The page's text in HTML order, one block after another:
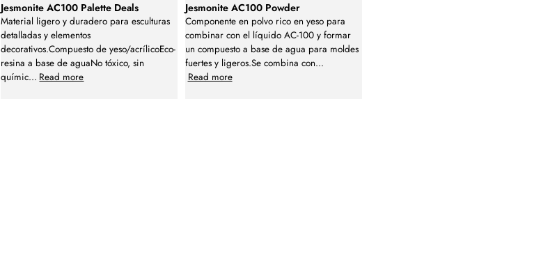
Jesmonite AC100 Palette Deals
Material ligero y duradero para esculturas
detalladas y elementos
decorativos.Compuesto de yeso/acrílicoEco-
resina a base de aguaNo tóxico, sin
químic... Read more
Jesmonite AC100 Powder
Componente en polvo rico en yeso para
combinar con el líquido AC-100 y formar
un compuesto a base de agua para moldes
fuertes y ligeros.Se combina con...
Read more